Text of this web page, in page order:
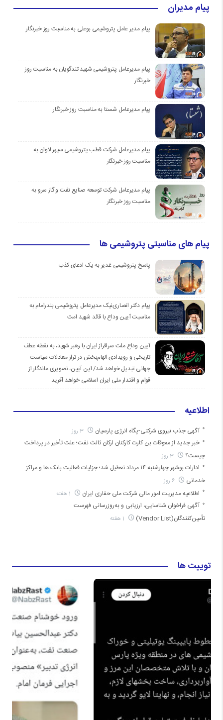
پیام مدیران
پیام مدیر عامل پتروشیمی بوعلی به مناسبت روز خبرنگار
پیام مدیرعامل پتروشیمی شهید تندگویان به مناسبت روز
خبرنگار
پیام مدیرعامل شستا به مناسبت روز خبرنگار
پیام مدیرعامل شرکت قطب پتروشیمی سپهر لاوان به
مناسبت روز خبرنگار
پیام مدیرعامل شرکت توسعه صنایع نفت و گاز سرو به
مناسبت روز خبرنگار
پیام های مناسبتی پتروشیمی ها
پاسخ پتروشیمی غدیر به یک ادعای کذب
پیام دکتر انصاری‌نیک مدیرعامل پتروشیمی بندرامام به
مناسبت آیین وداع با قائد شهید امت
آیین وداع ملت سرافراز ایران با رهبر شهید، به نقطه عطف
تاریخی و رویدادی الهام‌بخش در تراز معادلات سیاست
جهانی تبدیل خواهد شد/ این آیین، تصویری ماندگار از
قوام و اقتدار ملی ایران اسلامی خواهد آفرید
اطلاعیه
آگهی جذب نیروی شرکتی-پگاه انرژی پارسیان
خبر جدید از معوقات بن کارت کارکنان ارکان ثالث نفت؛ علت تأخیر در پرداخت
چیست؟
ادارات بوشهر چهارشنبه ۱۴ مرداد تعطیل شد؛ جزئیات فعالیت بانک ها و مراکز
خدماتی
اطلاعیه مدیریت امور مالی شرکت ملی حفاری ایران
آگهی فراخوان شناسایی، ارزیابی و به‌روزرسانی فهرست
تأمین‌کنندگان(Vendor List)
توییت ها